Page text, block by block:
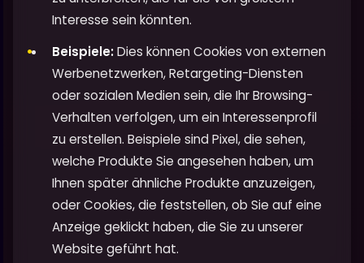
Interesse sein könnten.
Beispiele:Dies können Cookies von externen
Werbenetzwerken, Retargeting-Diensten
oder sozialen Medien sein, die Ihr Browsing-
Verhalten verfolgen, um ein Interessenprofil
zu erstellen. Beispiele sind Pixel, die sehen,
welche Produkte Sie angesehen haben, um
Ihnen später ähnliche Produkte anzuzeigen,
oder Cookies, die feststellen, ob Sie auf eine
Anzeige geklickt haben, die Sie zu unserer
Website geführt hat.